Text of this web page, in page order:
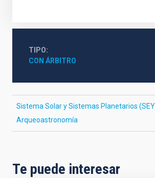
TIPO
CON ÁRBITRO
Sistema Solar y Sistemas Planetarios
Arqueoastronomía
Te puede interesar